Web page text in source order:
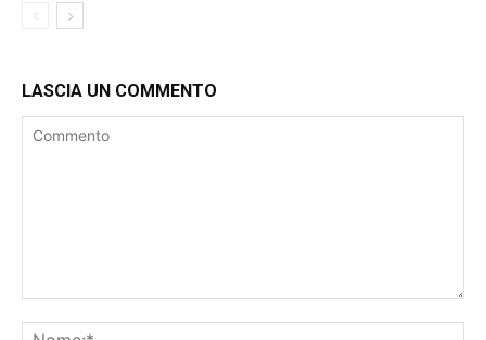
LASCIA UN COMMENTO